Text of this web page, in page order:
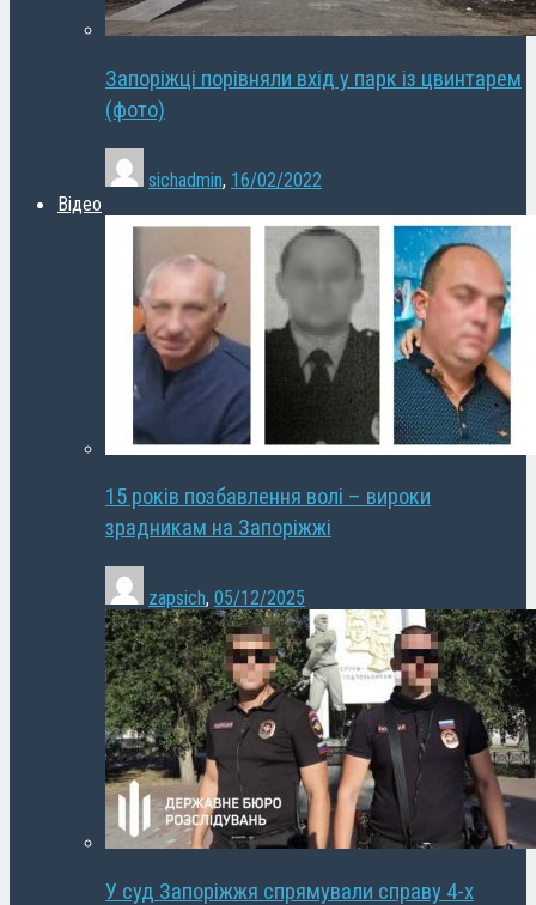
Запоріжці порівняли вхід у парк із цвинтарем
(фото)
sichadmin, 16/02/2022
Відео
15 років позбавлення волі – вироки
зрадникам на Запоріжжі
zapsich, 05/12/2025
У суд Запоріжжя спрямували справу 4-х